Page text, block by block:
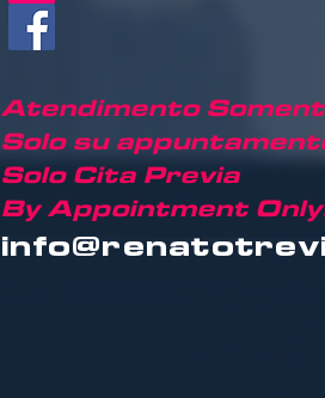
Atendimento
Solo su
Solo Cita Previa
By Appointment